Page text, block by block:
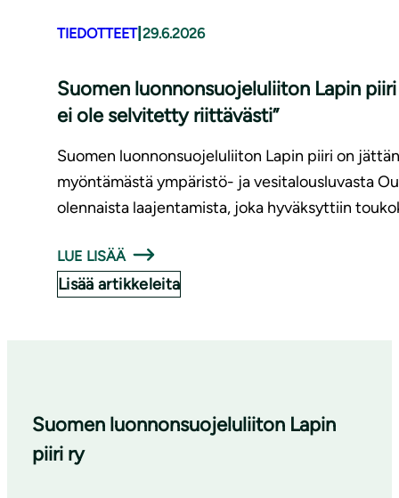
TIEDOTTEET| 29.6.2026
Suomen luonnonsuojeluliiton Lapin
ei ole selvitetty riittävästi”
Suomen luonnonsuojeluliiton Lapin piiri on
myöntämästä ympäristö- ja vesitalousluvasta
olennaista laajentamista, joka hyväksyttiin
LUE LISÄÄ
Lisää artikkeleita
Suomen luonnonsuojeluliiton Lapin
piiri ry